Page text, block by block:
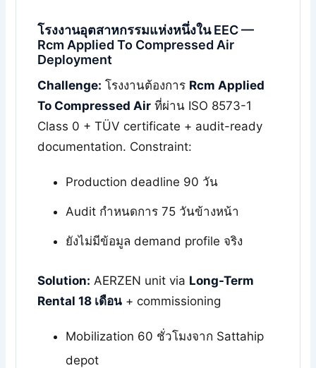
โรงงานอุตสาหกรรมแห่งหนึ่งใน EEC —
Rcm Applied To Compressed Air
Deployment
Challenge: โรงงานต้องการ Rcm Applied
To Compressed Airที่ผ่าน ISO 8573-1
Class 0 + TÜV certificate + audit-ready
documentation. Constraint:
Production deadline 90 วัน
Audit กำหนดการ 75 วันข้างหน้า
ยังไม่มีข้อมูล demand profile จริง
Solution: AERZEN unit via Long-Term
Rental 18 เดือน+ commissioning
Mobilization 60 ชั่วโมงจาก Sattahip
depot